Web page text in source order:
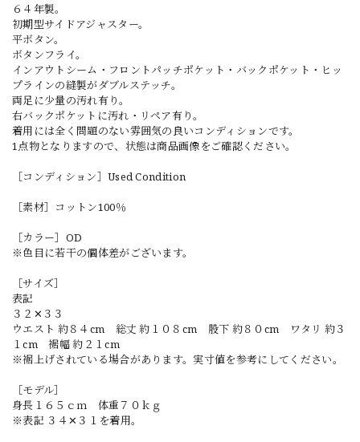
６４年製。
初期型サイドアジャスター。
平ボタン。
ボタンフライ。
インアウトシーム・フロントパッチポケット・バックポケット・ヒッ
プラインの縫製がダブルステッチ。
両足に少量の汚れ有り。
右バックポケットに汚れ・リペア有り。
着用には全く問題のない雰囲気の良いコンディションです。
1点物となりますので、状態は商品画像をご確認ください。
［コンディション］Used Condition
［素材］コットン100％
［カラー］OD
※色目に若干の個体差がございます。
［サイズ］
表記
３２✕３３
ウエスト 約８４cm 総丈 約１０８cm 股下 約８０cm ワタリ 約３
１cm 裾幅 約２１cm
※裾上げされている場合があります。実寸値を参考にしてください。
［モデル］
身長１６５ｃｍ 体重７０ｋｇ
※表記 ３４✕３１を着用。